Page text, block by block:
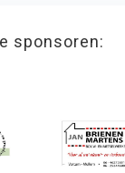
sponsoren: